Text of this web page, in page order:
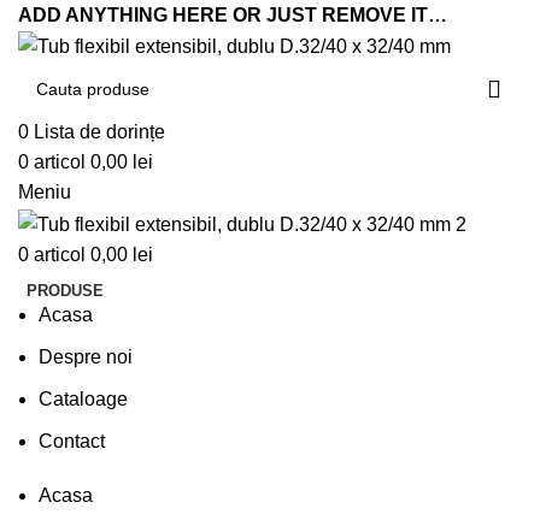
ADD ANYTHING HERE OR JUST REMOVE IT…
0 Lista de dorințe
0 articol 0,00 lei
Meniu
0 articol 0,00 lei
PRODUSE
Acasa
Despre noi
Cataloage
Contact
Acasa